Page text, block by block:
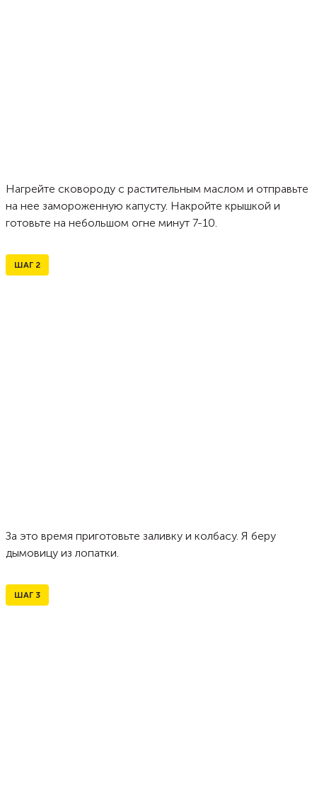
Нагрейте сковороду с растительным маслом и отправьте
на нее замороженную капусту. Накройте крышкой и
готовьте на небольшом огне минут 7-10.
ШАГ 2
За это время приготовьте заливку и колбасу. Я беру
дымовицу из лопатки.
ШАГ 3